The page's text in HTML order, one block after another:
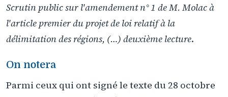
Scrutin public sur l'amendement n° 1 de M. Molac à
l'article premier du projet de loi relatif à la
délimitation des régions, (…) deuxième lecture.
On notera
Parmi ceux qui ont signé le texte du 28 octobre